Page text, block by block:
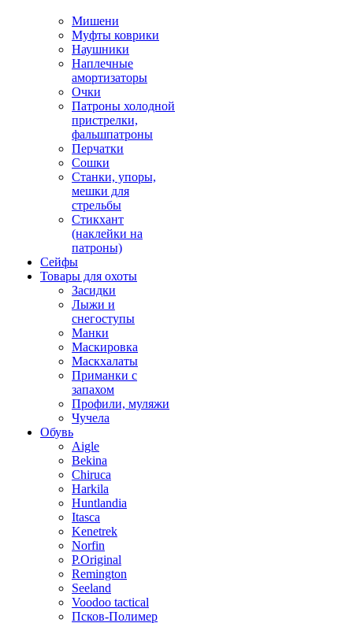
Мишени
Муфты коврики
Наушники
Наплечные
амортизаторы
Очки
Патроны холодной
пристрелки,
фальшпатроны
Перчатки
Сошки
Станки, упоры,
мешки для
стрельбы
Стикхант
(наклейки на
патроны)
Сейфы
Товары для охоты
Засидки
Лыжи и
снегоступы
Манки
Маскировка
Маскхалаты
Приманки с
запахом
Профили, муляжи
Чучела
Обувь
Aigle
Bekina
Chiruсa
Harkila
Huntlandia
Itasca
Kenetrek
Norfin
P.Original
Remington
Seeland
Voodoo tactical
Псков-Полимер